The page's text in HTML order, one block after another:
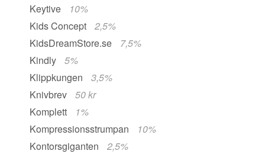
Keytive
10%
Kids Concept
2,5%
KidsDreamStore.se
7,5%
Kindly
5%
Klippkungen
3,5%
Knivbrev
50 kr
Komplett
1%
Kompressionsstrumpan
10%
Kontorsgiganten
2,5%